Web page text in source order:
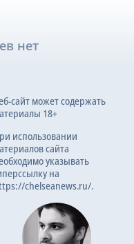
нет
сайт может содержать
18+
использовании
сайта
указывать
на
chelseanews.ru/.